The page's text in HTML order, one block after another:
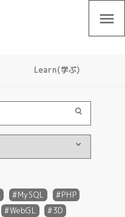
menu
Learn(学ぶ)
MySQL
PHP
WebGL
3D